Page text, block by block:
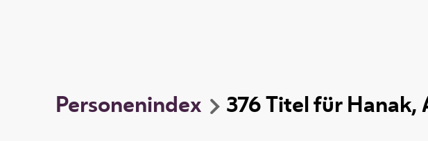
Personenindex 376TitelfürHanak,